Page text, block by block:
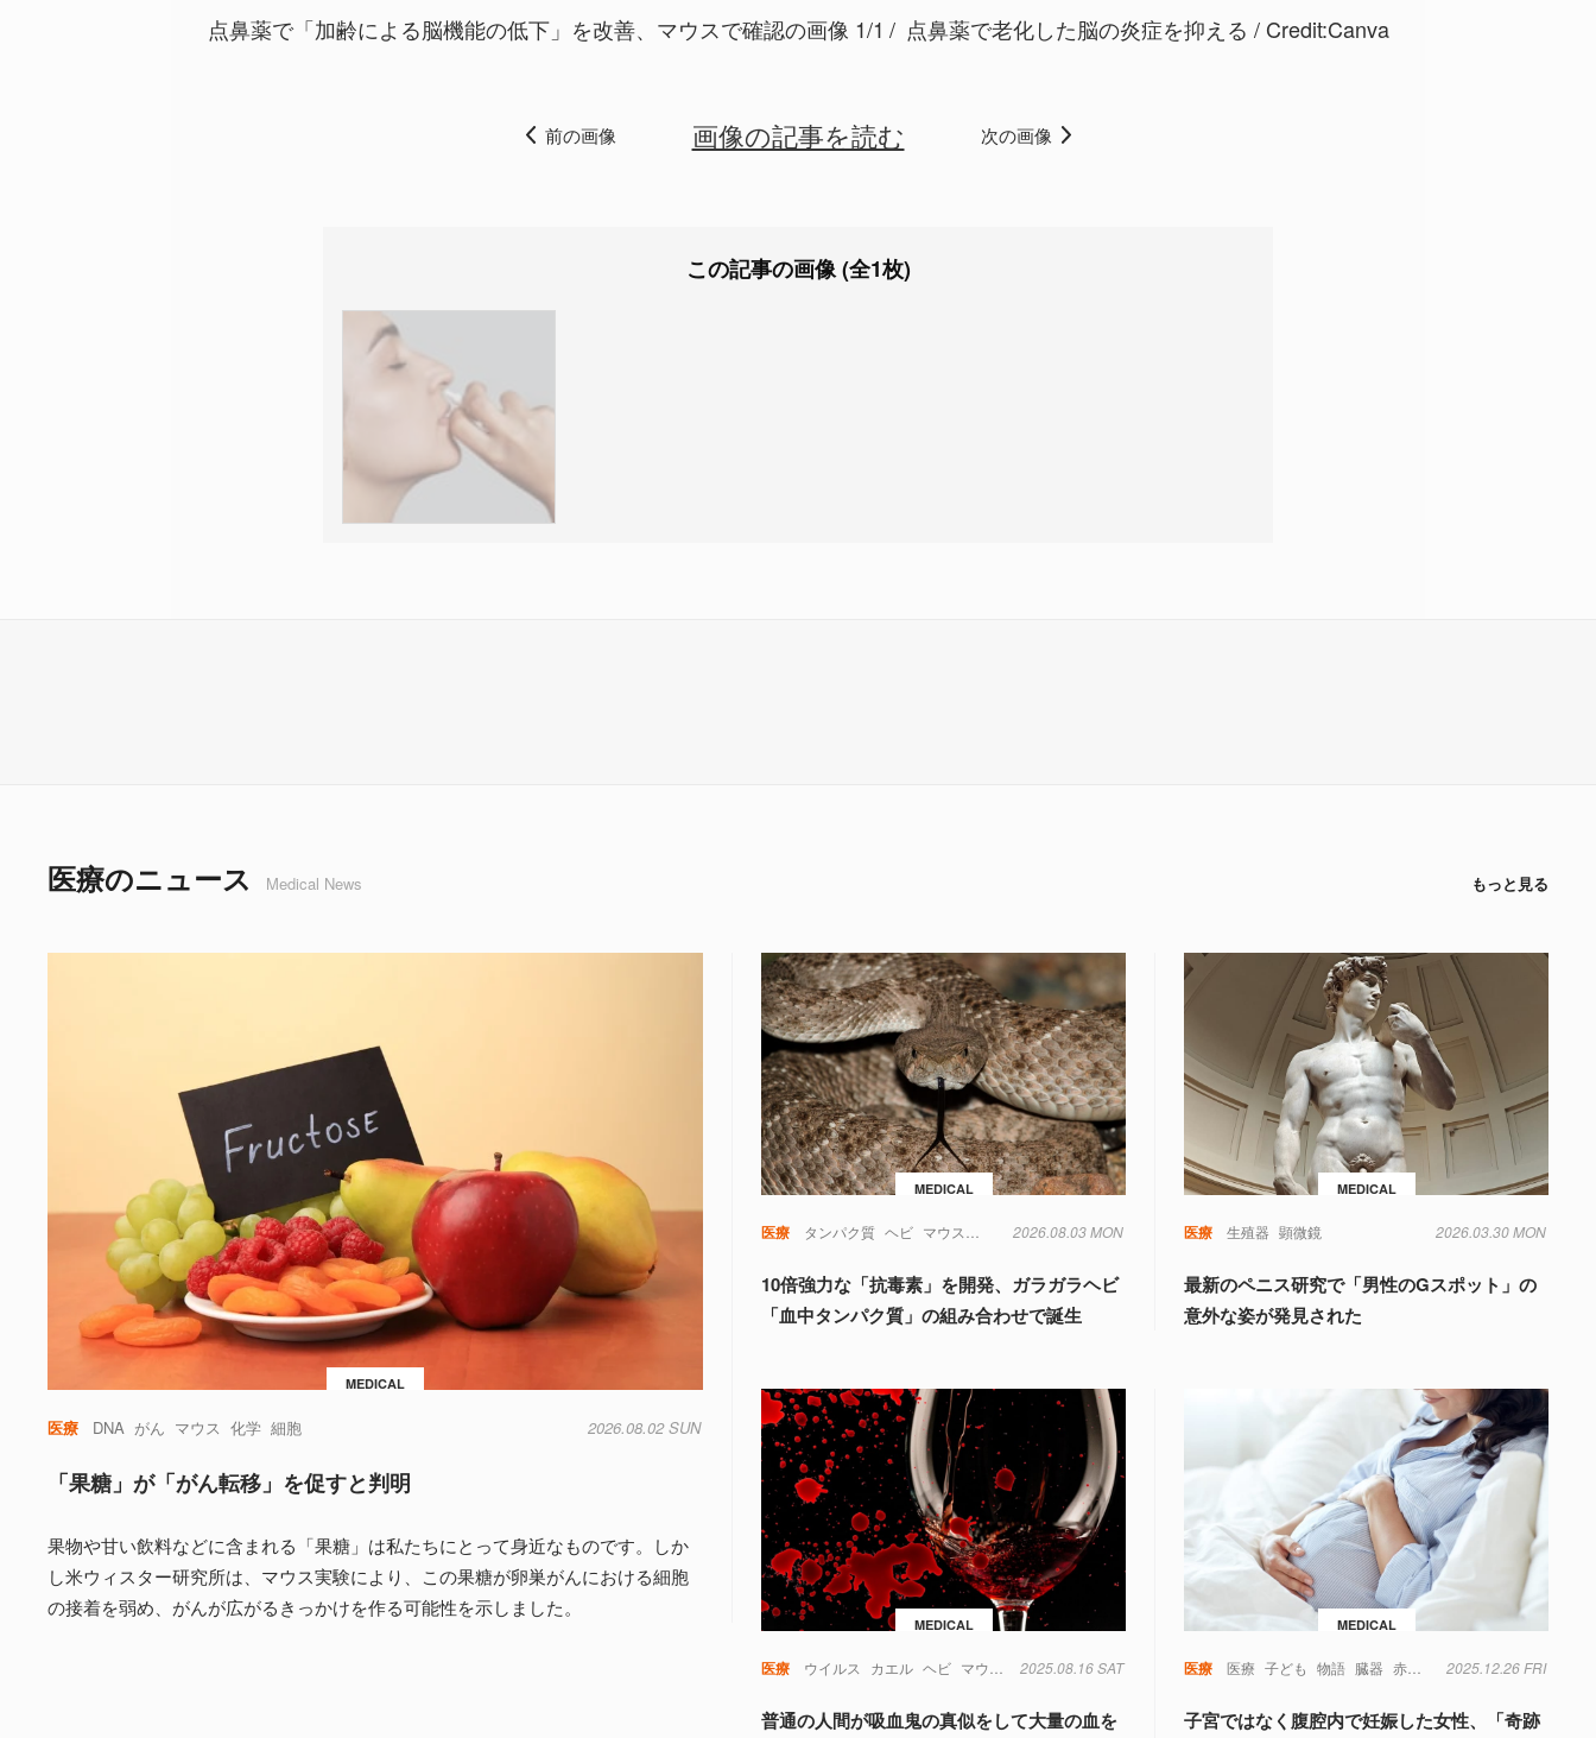
点鼻薬で「加齢による脳機能の低下」を改善、マウスで確認の画像 1/1 点鼻薬で老化した脳の炎症を抑える / Credit:Canva
前の画像 画像の記事を読む 次の画像
この記事の画像 (全1枚)
医療のニュース Medical News もっと見る
MEDICAL
医療 DNA がん マウス 化学 細胞 2026.08.02 SUN
「果糖」が「がん転移」を促すと判明
果物や甘い飲料などに含まれる「果糖」は私たちにとって身近なものです。しか
し米ウィスター研究所は、マウス実験により、この果糖が卵巣がんにおける細胞
の接着を弱め、がんが広がるきっかけを作る可能性を示しました。
MEDICAL
医療 タンパク質 ヘビ マウス 実験 毒 遺伝子
2026.08.03 MON
10倍強力な「抗毒素」を開発、ガラガラヘビ
「血中タンパク質」の組み合わせで誕生
MEDICAL
医療 生殖器 顕微鏡 2026.03.30 MON
最新のペニス研究で「男性のGスポット」の
意外な姿が発見された
MEDICAL
医療 ウイルス カエル ヘビ マウス 免疫 毒 糖尿病 遺伝子
2025.08.16 SAT
普通の人間が吸血鬼の真似をして大量の血を
MEDICAL
医療 医療 子ども 物語 臓器 赤ちゃん 2025.12.26 FRI
子宮ではなく腹腔内で妊娠した女性、「奇跡